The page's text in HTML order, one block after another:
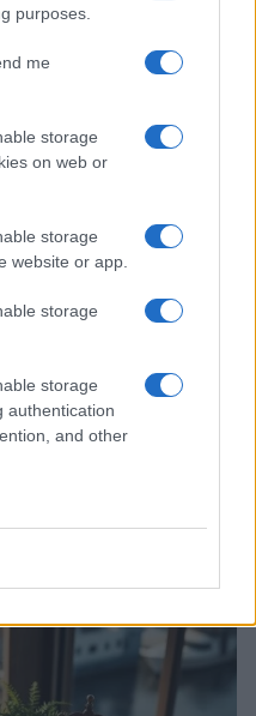
purposes.
me
storage
on web or
storage
website or app.
storage
storage
authentication
and other
oltre i criteri dei